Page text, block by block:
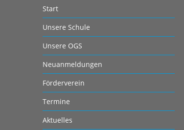
Start
Unsere Schule
Unsere OGS
Neuanmeldungen
Förderverein
Termine
Aktuelles